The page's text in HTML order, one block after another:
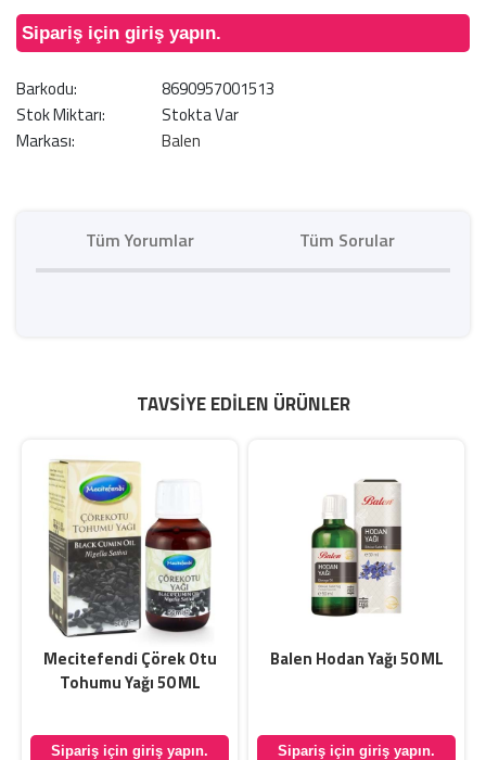
Sipariş için giriş yapın.
Barkodu:
8690957001513
Stok Miktarı:
Stokta Var
Markası:
Balen
Tüm Yorumlar Tüm Sorular
TAVSIYE EDILEN ÜRÜNLER
Mecitefendi Çörek Otu
Tohumu Yağı 50 ML
Sipariş için giriş yapın.
Balen Hodan Yağı 50 ML
Sipariş için giriş yapın.